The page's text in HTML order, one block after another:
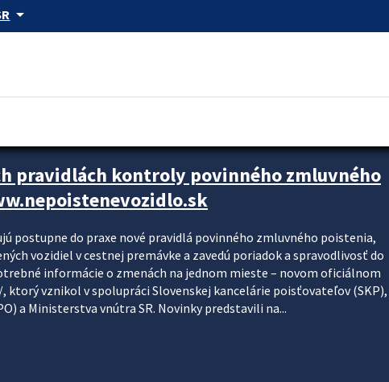
arrow_drop_down
pravidlách kontroly povinného zmluvného
postupne do praxe nové pravidlá povinného zmluvného poistenia,
vozidiel v cestnej premávke a zavedú poriadok a spravodlivosť do
informácie o zmenách na jednom mieste – novom oficiálnom
vznikol v spolupráci Slovenskej kancelárie poisťovateľov (SKP),
a Ministerstva vnútra SR. Novinky predstavili na...